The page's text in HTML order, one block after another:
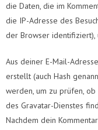
die Daten, die im
die IP-Adresse des
der Browser identifiziert),
Aus deiner E-Mail-
erstellt (auch Hash
werden, um zu prüfen,
des Gravatar-Dienstes
Nachdem dein